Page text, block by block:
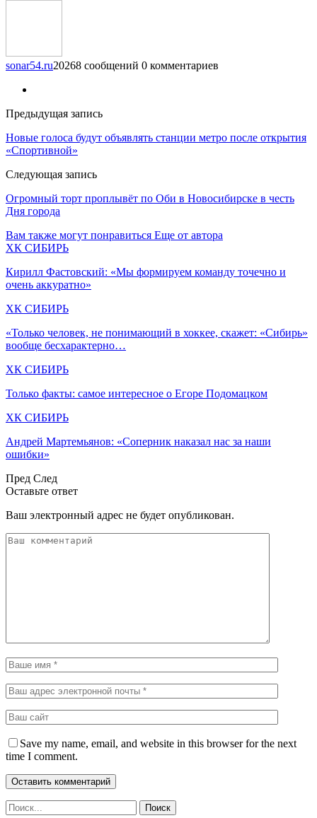
sonar54.ru20268 сообщений 0 комментариев
Предыдущая запись
Новые голоса будут объявлять станции метро после открытия
«Спортивной»
Следующая запись
Огромный торт проплывёт по Оби в Новосибирске в честь
Дня города
Вам также могут понравиться Еще от автора
ХК СИБИРЬ
Кирилл Фастовский: «Мы формируем команду точечно и
очень аккуратно»
ХК СИБИРЬ
«Только человек, не понимающий в хоккее, скажет: «Сибирь»
вообще бесхарактерно…
ХК СИБИРЬ
Только факты: самое интересное о Егоре Подомацком
ХК СИБИРЬ
Андрей Мартемьянов: «Соперник наказал нас за наши
ошибки»
Пред След
Оставьте ответ
Ваш электронный адрес не будет опубликован.
Save my name, email, and website in this browser for the next
time I comment.